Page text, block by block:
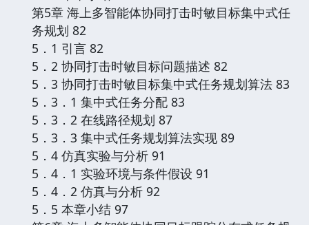
第5章 海上多智能体协同打击时敏目标集中式任
务规划 82
5．1 引言 82
5．2 协同打击时敏目标问题描述 82
5．3 协同打击时敏目标集中式任务规划算法 83
5．3．1 集中式任务分配 83
5．3．2 在线路径规划 87
5．3．3 集中式任务规划算法实现 89
5．4 仿真实验与分析 91
5．4．1 实验环境与条件假设 91
5．4．2 仿真与分析 92
5．5 本章小结 97